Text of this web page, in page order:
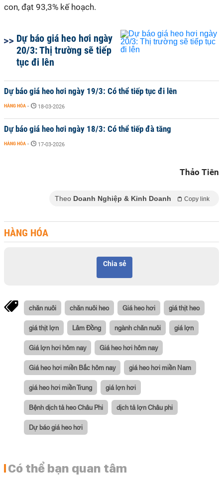
con, đạt 93,3% kế hoạch.
Dự báo giá heo hơi ngày
20/3: Thị trường sẽ tiếp
tục đi lên
Dự báo giá heo hơi ngày 19/3: Có thể tiếp tục đi lên
HÀNG HÓA - 18-03-2026
Dự báo giá heo hơi ngày 18/3: Có thể tiếp đà tăng
HÀNG HÓA - 17-03-2026
Thảo Tiên
Theo Doanh Nghiệp & Kinh Doanh Copy link
HÀNG HÓA
Chia sẻ
chăn nuôi chăn nuôi heo Giá heo hơi giá thịt heo
giá thịt lợn Lâm Đồng ngành chăn nuôi giá lợn
Giá lợn hơi hôm nay Giá heo hơi hôm nay
Giá heo hơi miền Bắc hôm nay giá heo hơi miền Nam
giá heo hơi miền Trung giá lợn hơi
Bệnh dịch tả heo Châu Phi dịch tả lợn Châu phi
Dự báo giá heo hơi
Có thể bạn quan tâm